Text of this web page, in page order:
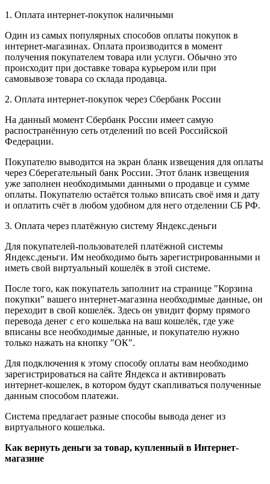
1. Оплата интернет-покупок наличными
Один из самых популярных способов оплаты покупок в
интернет-магазинах. Оплата производится в момент
получения покупателем товара или услуги. Обычно это
происходит при доставке товара курьером или при
самовывозе товара со склада продавца.
2. Оплата интернет-покупок через Сбербанк России
На данный момент Сбербанк России имеет самую
распостранённую сеть отделений по всей Российской
Федерации.
Покупателю выводится на экран бланк извещения для оплаты
через Сберегательный банк России. Этот бланк извещения
уже заполнен необходимыми данными о продавце и сумме
оплаты. Покупателю остаётся только вписать своё имя и дату
и оплатить счёт в любом удобном для него отделении СБ РФ.
3. Оплата через платёжную систему Яндекс.деньги
Для покупателей-пользователей платёжной системы
Яндекс.деньги. Им необходимо быть зарегистрированными и
иметь свой виртуальный кошелёк в этой системе.
После того, как покупатель заполнит на странице "Корзина
покупки" вашего интернет-магазина необходимые данные, он
переходит в свой кошелёк. Здесь он увидит форму прямого
перевода денег с его кошелька на ваш кошелёк, где уже
вписаны все необходимые данные, и покупателю нужно
только нажать на кнопку "ОК".
Для подключения к этому способу оплаты вам необходимо
зарегистрироваться на сайте Яндекса и активировать
интернет-кошелек, в котором будут скапливаться полученные
данным способом платежи.
Система предлагает разные способы вывода денег из
виртуального кошелька.
Как вернуть деньги за товар, купленный в Интернет-
магазине